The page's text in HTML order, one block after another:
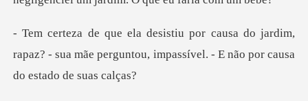
jardim,
rapaz? - sua mãe perguntou, impassíve